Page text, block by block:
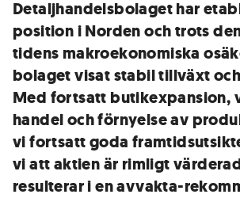
Detaljhandelsbolaget har
position i Norden och trots
tidens makroekonomiska
bolaget visat stabil tillväxt
Med fortsatt butikexpansion,
handel och förnyelse av
vi fortsatt goda
vi att aktien är rimligt
resulterar i en avvakta-